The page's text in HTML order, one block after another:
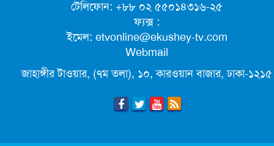
লিগ্যাল এইডের মাধ্যমে সন্তান ফিরে পেল
সেই কিশোরী মা জুঁই
জেট ফুয়েলের দাম কমলো লিটারে ১৯ টাকা
মূল্যস্ফীতি কমে জুনে ৯ দশমিক ১৬ শতাংশ
টেলিফোন: +৮৮ ০২ ৫৫০১৪৩১৬-২৫
ফ্যক্স :
ইমেল: etvonline@ekushey-tv.com
Webmail
জাহাঙ্গীর টাওয়ার, (৭ম তলা), ১০, কারওয়ান বাজার, ঢাকা-১২১৫